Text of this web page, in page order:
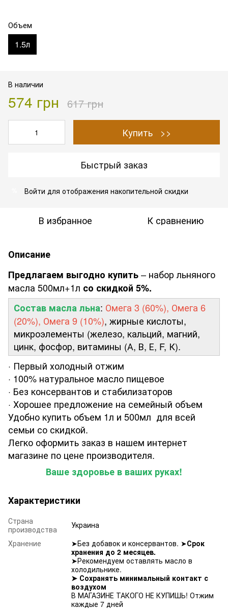
Объем
1.5л
В наличии
574 грн 617 грн
Купить >>
Быстрый заказ
Войти для отображения накопительной скидки
В избранное К сравнению
Описание
Предлагаем выгодно купить– набор льняного
масла 500мл+1л со скидкой 5%.
Состав масла льна: Омега 3 (60%), Омега 6
(20%), Омега 9 (10%), жирные кислоты,
микроэлементы (железо, кальций, магний,
цинк, фосфор, витамины (А, В, Е, F, К).
· Первый холодный отжим
· 100% натуральное масло пищевое
· Без консервантов и стабилизаторов
· Хорошее предложение на семейный объем
Удобно купить объем 1л и 500мл для всей
семьи со скидкой.
Легко оформить заказ в нашем интернет
магазине по цене производителя.
Ваше здоровье в ваших руках!
Характеристики
Страна
производства
Украина
Хранение
➤Без добавок и консервантов. ➤Срок
хранения до 2 месяцев.
➤Рекомендуем оставлять масло в
холодильнике.
➤ Сохранять минимальный контакт с
воздухом
В МАГАЗИНЕ ТАКОГО НЕ КУПИШЬ! Отжим
каждые 7 дней